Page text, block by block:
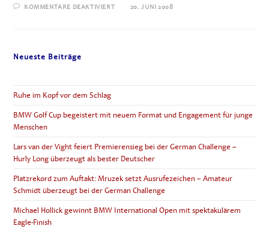
KOMMENTARE DEAKTIVIERTFÜR20. JUNI 2008
Neueste Beiträge
Ruhe im Kopf vor dem Schlag
BMW Golf Cup begeistert mit neuem Format und Engagement für junge
Menschen
Lars van der Vight feiert Premierensieg bei der German Challenge –
Hurly Long überzeugt als bester Deutscher
Platzrekord zum Auftakt: Mruzek setzt Ausrufezeichen – Amateur
Schmidt überzeugt bei der German Challenge
Michael Hollick gewinnt BMW International Open mit spektakulärem
Eagle-Finish